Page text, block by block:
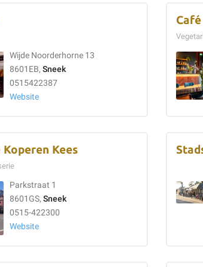
Wijde Noorderhorne 13
8601EB, Sneek
0515422387
Website
Kees
Parkstraat 1
8601GS, Sneek
0515-422300
Website